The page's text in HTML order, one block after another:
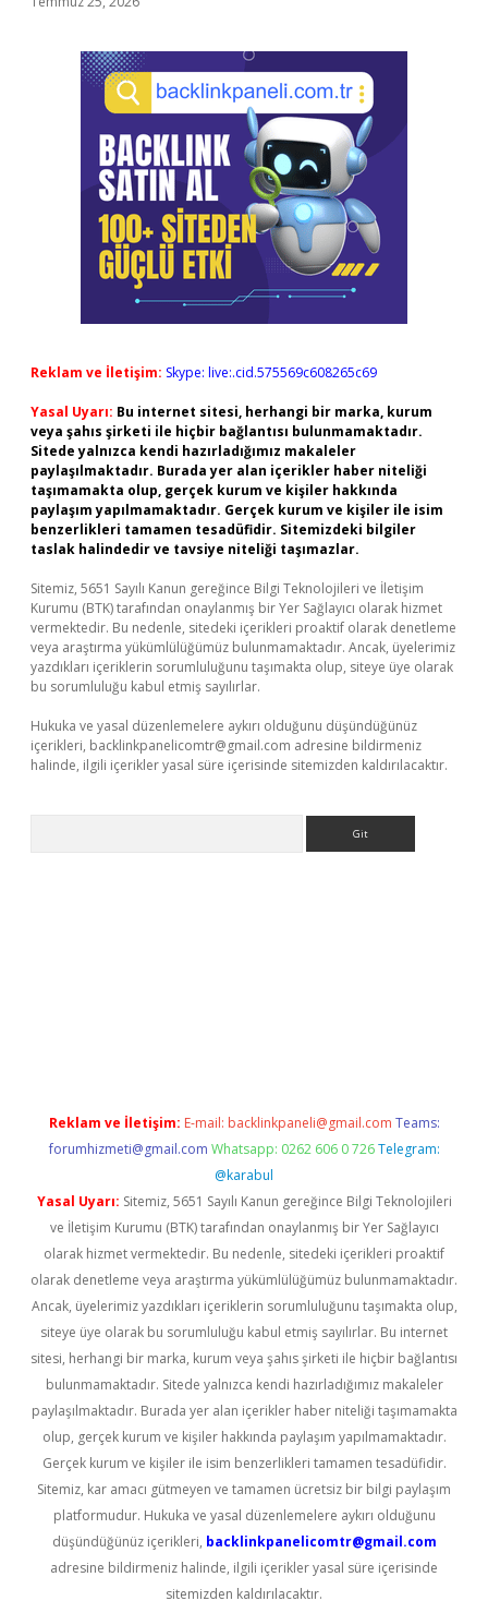
Reklam ve İletişim: Skype: live:.cid.575569c608265c69
Yasal Uyarı: Bu internet sitesi, herhangi bir marka, kurum
veya şahıs şirketi ile hiçbir bağlantısı bulunmamaktadır.
Sitede yalnızca kendi hazırladığımız makaleler
paylaşılmaktadır. Burada yer alan içerikler haber niteliği
taşımamakta olup, gerçek kurum ve kişiler hakkında
paylaşım yapılmamaktadır. Gerçek kurum ve kişiler ile isim
benzerlikleri tamamen tesadüfidir. Sitemizdeki bilgiler
taslak halindedir ve tavsiye niteliği taşımazlar.
Sitemiz, 5651 Sayılı Kanun gereğince Bilgi Teknolojileri ve İletişim
Kurumu (BTK) tarafından onaylanmış bir Yer Sağlayıcı olarak hizmet
vermektedir. Bu nedenle, sitedeki içerikleri proaktif olarak denetleme
veya araştırma yükümlülüğümüz bulunmamaktadır. Ancak, üyelerimiz
yazdıkları içeriklerin sorumluluğunu taşımakta olup, siteye üye olarak
bu sorumluluğu kabul etmiş sayılırlar.
Hukuka ve yasal düzenlemelere aykırı olduğunu düşündüğünüz
içerikleri, backlinkpanelicomtr@gmail.com adresine bildirmeniz
halinde, ilgili içerikler yasal süre içerisinde sitemizden kaldırılacaktır.
Reklam ve İletişim: E-mail: backlinkpaneli@gmail.com Teams:
forumhizmeti@gmail.com Whatsapp: 0262 606 0 726 Telegram:
@karabul
Yasal Uyarı: Sitemiz, 5651 Sayılı Kanun gereğince Bilgi Teknolojileri
ve İletişim Kurumu (BTK) tarafından onaylanmış bir Yer Sağlayıcı
olarak hizmet vermektedir. Bu nedenle, sitedeki içerikleri proaktif
olarak denetleme veya araştırma yükümlülüğümüz bulunmamaktadır.
Ancak, üyelerimiz yazdıkları içeriklerin sorumluluğunu taşımakta olup,
siteye üye olarak bu sorumluluğu kabul etmiş sayılırlar. Bu internet
sitesi, herhangi bir marka, kurum veya şahıs şirketi ile hiçbir bağlantısı
bulunmamaktadır. Sitede yalnızca kendi hazırladığımız makaleler
paylaşılmaktadır. Burada yer alan içerikler haber niteliği taşımamakta
olup, gerçek kurum ve kişiler hakkında paylaşım yapılmamaktadır.
Gerçek kurum ve kişiler ile isim benzerlikleri tamamen tesadüfidir.
Sitemiz, kar amacı gütmeyen ve tamamen ücretsiz bir bilgi paylaşım
platformudur. Hukuka ve yasal düzenlemelere aykırı olduğunu
düşündüğünüz içerikleri, backlinkpanelicomtr@gmail.com
adresine bildirmeniz halinde, ilgili içerikler yasal süre içerisinde
sitemizden kaldırılacaktır.